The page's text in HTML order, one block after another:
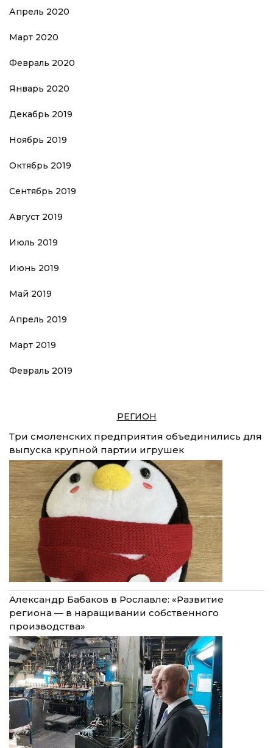
Апрель 2020
Март 2020
Февраль 2020
Январь 2020
Декабрь 2019
Ноябрь 2019
Октябрь 2019
Сентябрь 2019
Август 2019
Июль 2019
Июнь 2019
Май 2019
Апрель 2019
Март 2019
Февраль 2019
РЕГИОН
Три смоленских предприятия объединились для
выпуска крупной партии игрушек
Александр Бабаков в Рославле: «Развитие
региона — в наращивании собственного
производства»